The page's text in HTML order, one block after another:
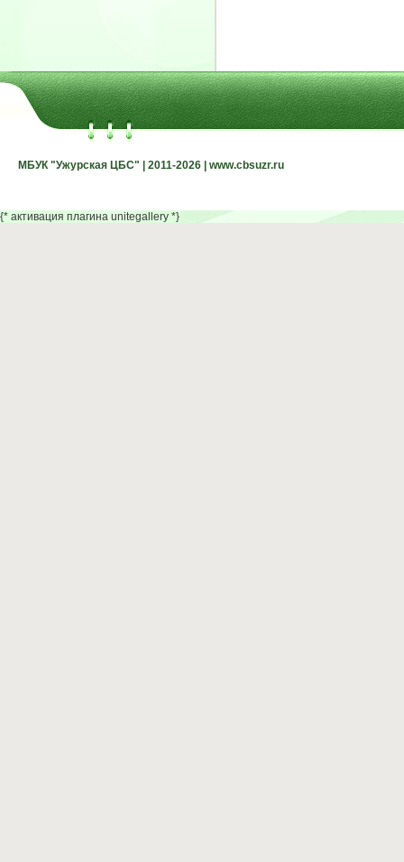
МБУК "Ужурская ЦБС" | 2011-2026 | www.cbsuzr.ru
МБУК "Ужурская ЦБС" | 2011-2026 | www.cbsuzr.ru
{* активация плагина unitegallery *}